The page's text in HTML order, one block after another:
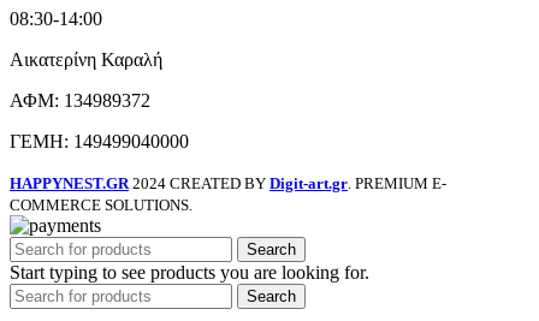
08:30-14:00
Αικατερίνη Καραλή
ΑΦΜ: 134989372
ΓΕΜΗ: 149499040000
HAPPYNEST.GR 2024 CREATED BY Digit-art.gr . PREMIUM E-
COMMERCE SOLUTIONS.
Search
Start typing to see products you are looking for.
Search